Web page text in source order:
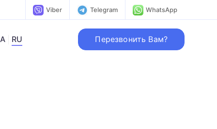
Viber Telegram WhatsApp
RU Перезвонить Вам?